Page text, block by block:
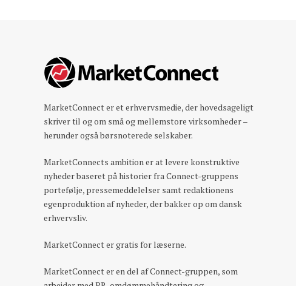
MarketConnect er et erhvervsmedie, der hovedsageligt
skriver til og om små og mellemstore virksomheder –
herunder også børsnoterede selskaber.
MarketConnects ambition er at levere konstruktive
nyheder baseret på historier fra Connect-gruppens
portefølje, pressemeddelelser samt redaktionens
egenproduktion af nyheder, der bakker op om dansk
erhvervsliv.
MarketConnect er gratis for læserne.
MarketConnect er en del af Connect-gruppen, som